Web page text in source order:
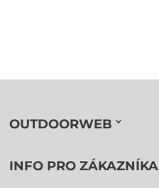
OUTDOORWEB
INFO PRO ZÁKAZNÍKA